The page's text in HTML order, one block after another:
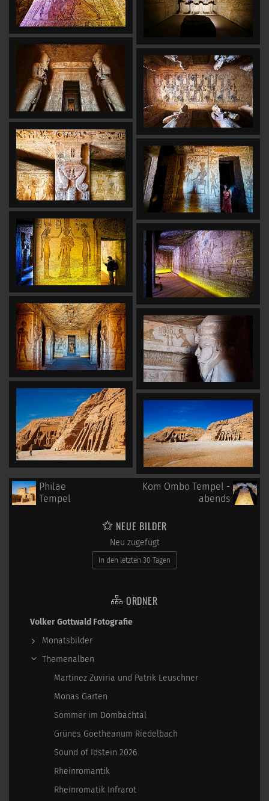
Philae
Tempel
Kom Ombo Tempel -
abends
NEUE BILDER
Neu zugefügt
In den letzten 30 Tagen
ORDNER
Volker Gottwald Fotografie
Monatsbilder
Themenalben
Martinez Zuviria und Patrik Leuschner
Monas Garten
Sommer im Dombachtal
Grünes Goetheanum Riedelbach
Sound of Idstein 2026
Rheinromantik
Rheinromatik Infrarot